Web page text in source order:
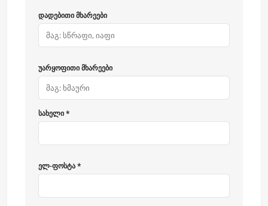
დადებითი მხარეები
უარყოფითი მხარეები
სახელი *
ელ-ფოსტა *